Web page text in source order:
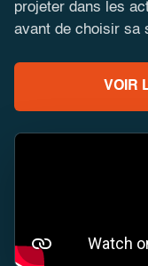
projeter dans les
avant de choisir sa
VOIR